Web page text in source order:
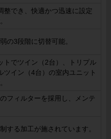
整でき、快適かつ迅速に設定
の3段階に切替可能。
トでツイン（2台）、トリプル
ツイン（4台）の室内ユニット
フィルターを採用し、メンテ
する加工が施されています。